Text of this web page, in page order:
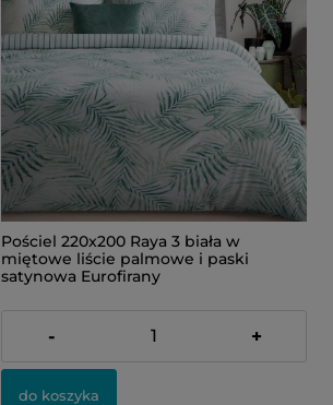
Pościel 220x200 Raya 3 biała w
miętowe liście palmowe i paski
satynowa Eurofirany
174,00 zł
- +
do koszyka